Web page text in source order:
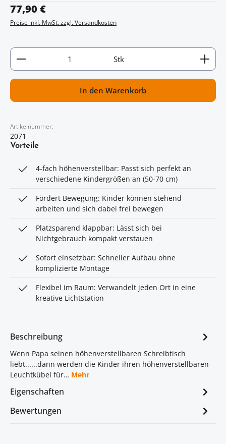
Regulärer Preis:
77,90 €
Preise inkl. MwSt. zzgl. Versandkosten
Artikel Anzahl: Gib den gewünschten Wert ein
Stk
In den Warenkorb
Artikelnummer:
2071
Vorteile
4-fach höhenverstellbar: Passt sich perfekt an
verschiedene Kindergrößen an (50-70 cm)
Fördert Bewegung: Kinder können stehend
arbeiten und sich dabei frei bewegen
Platzsparend klappbar: Lässt sich bei
Nichtgebrauch kompakt verstauen
Sofort einsetzbar: Schneller Aufbau ohne
komplizierte Montage
Flexibel im Raum: Verwandelt jeden Ort in eine
kreative Lichtstation
Beschreibung
Wenn Papa seinen höhenverstellbaren Schreibtisch
liebt......dann werden die Kinder ihren höhenverstellbaren
Leuchtkübel für… Mehr
Eigenschaften
Bewertungen